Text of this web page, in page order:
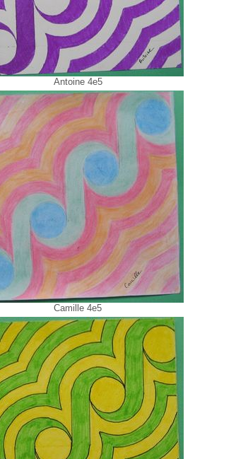
Antoine 4e5
Camille 4e5